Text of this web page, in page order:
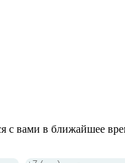
с вами в ближайшее